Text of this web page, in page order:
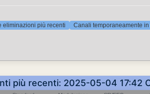
eliminazioni più recenti Canali temporaneamente
più recenti: 2025-05-04 17:42